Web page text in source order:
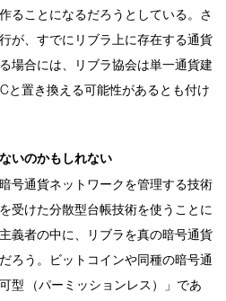
ることになるだろうとしている。さ
が、すでにリブラ上に存在する通貨
場合には、リブラ協会は単一通貨建
と置き換える可能性があるとも付け
いのかもしれない
号通貨ネットワークを管理する技術
受けた分散型台帳技術を使うことに
義者の中に、リブラを真の暗号通貨
ろう。ビットコインや同種の暗号通
型 （パーミッションレス）」であ